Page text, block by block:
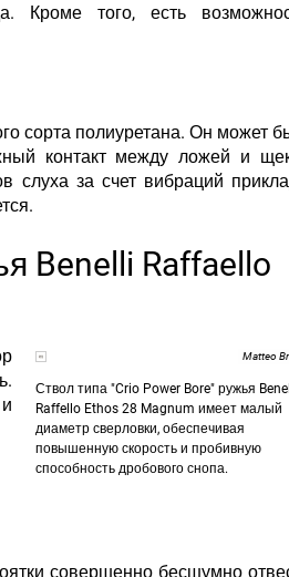
. Кроме того, есть
сорта полиуретана. Он может
контакт между ложей и
слуха за счет вибраций
Benelli Raffaello
Matteo
Ствол типа "Crio Power Bore" ружья
Raffello Ethos 28 Magnum имеет малый
диаметр сверловки, обеспечивая
повышенную скорость и пробивную
способность дробового снопа.
совершенно бесшумно